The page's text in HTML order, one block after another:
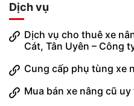
Dịch vụ
Dịch vụ cho thuê xe
Cát, Tân Uyên – Công
Cung cấp phụ tùng xe
Mua bán xe nâng cũ